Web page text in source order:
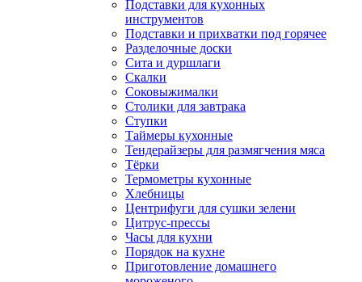
Подставки для кухонных
инструментов
Подставки и прихватки под горячее
Разделочные доски
Сита и дуршлаги
Скалки
Соковыжималки
Столики для завтрака
Ступки
Таймеры кухонные
Тендерайзеры для размягчения мяса
Тёрки
Термометры кухонные
Хлебницы
Центрифуги для сушки зелени
Цитрус-прессы
Часы для кухни
Порядок на кухне
Приготовление домашнего